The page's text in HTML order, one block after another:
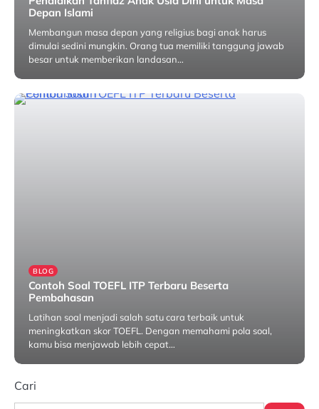
Depan Islami
Membangun masa depan yang religius bagi anak harus
dimulai sedini mungkin. Orang tua memiliki tanggung jawab
besar untuk memberikan landasan…
Mei 11, 2026
BLOG
Contoh Soal TOEFL ITP Terbaru Beserta
Pembahasan
Latihan soal menjadi salah satu cara terbaik untuk
meningkatkan skor TOEFL. Dengan memahami pola soal,
kamu bisa menjawab lebih cepat…
April 29, 2026
Cari